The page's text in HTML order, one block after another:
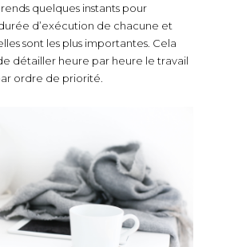
quelques instants pour
d’exécution de chacune et
sont les plus importantes. Cela
détailler heure par heure le travail
ordre de priorité.